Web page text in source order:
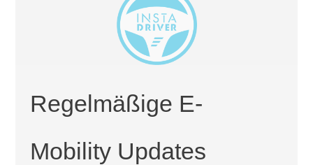
Regelmäßige E-
Mobility Updates